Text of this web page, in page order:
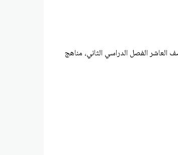
الفصل الدراسي الثاني، مناهج